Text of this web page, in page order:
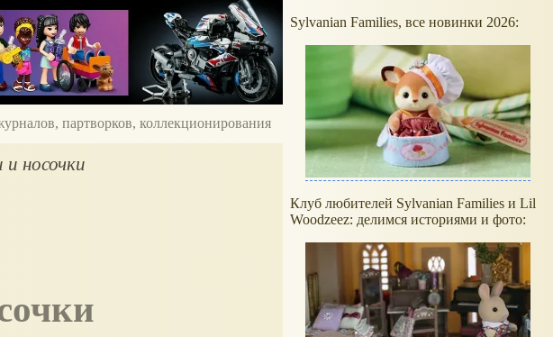
партворков, коллекционирования
носочки
Sylvanian Families, все новинки 2026:
Клуб любителей Sylvanian Families и Lil
Woodzeez: делимся историями и фото: